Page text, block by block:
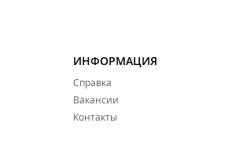
ИНФОРМАЦИЯ
Справка
Вакансии
Контакты